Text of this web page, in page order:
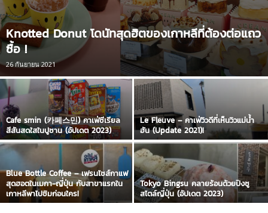
Knotted Donut โดนัทสุดฮิตของเกาหลีที่ต้องต่อแถว
ซื้อ !
26 กันยายน 2021
Cafe smin (카페스민) คาเฟ่ซีเรียล
สีสันสดใสในปูซาน (อัปเดต 2023)
Le Fleuve – คาเฟ่วิวดีที่เห็นวิวแม่น้ำ
ฮัน (Update 2021)!
Blue Bottle Coffee – เฟรนไชส์กาแฟ
สุดฮอตในเมกา-ญี่ปุ่น กับสาขาแรกใน
เกาหลีพาไปชิมก่อนใคร!
Tokyo Bingsu คลายร้อนด้วยปิงซู
สไตล์ญี่ปุ่น (อัปเดต 2023)